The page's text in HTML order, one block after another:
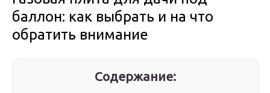
баллон: как выбрать и на что
обратить внимание
Содержание: